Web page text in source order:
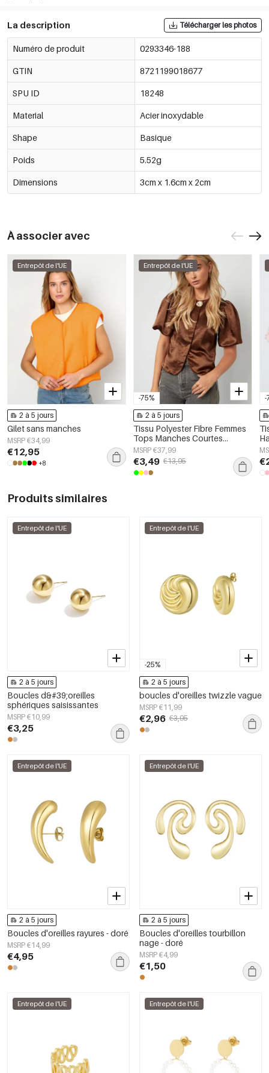
La description Télécharger les photos
Numéro de produit 0293346-188
GTIN 8721199018677
SPU ID 18248
Material Acier inoxydable
Shape Basique
Poids 5.52g
Dimensions 3cm x 1.6cm x 2cm
À associer avec
Entrepôt de l'UE
2 à 5 jours
Gilet sans manches
MSRP €34,99
€12,95
+8
-75%
Entrepôt de l'UE
2 à 5 jours
Tissu Polyester Fibre Femmes
Tops Manches Courtes
Élégant Couleur Unie
MSRP €37,99
€3,49 €13,95
-
Produits similaires
Entrepôt de l'UE
2 à 5 jours
Boucles d&#39;oreilles
sphériques saisissantes
MSRP €10,99
€3,25
-25%
Entrepôt de l'UE
2 à 5 jours
boucles d'oreilles twizzle vague
MSRP €11,99
€2,96 €3,95
Entrepôt de l'UE
2 à 5 jours
Boucles d'oreilles rayures - doré
MSRP €14,99
€4,95
Entrepôt de l'UE
2 à 5 jours
Boucles d'oreilles tourbillon
nage - doré
MSRP €4,99
€1,50
Entrepôt de l'UE Entrepôt de l'UE